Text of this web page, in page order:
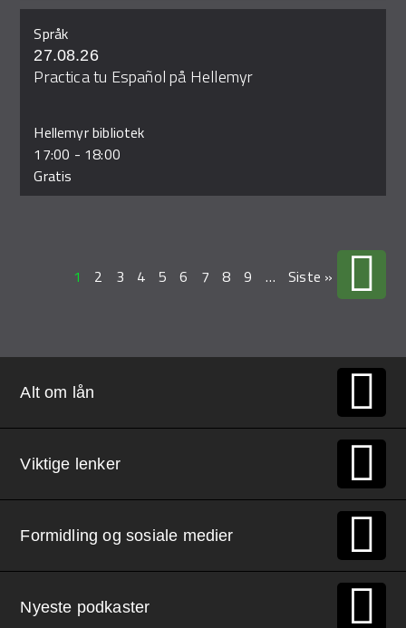
Språk
27.08.26
Practica tu Español på Hellemyr
Hellemyr bibliotek
17:00 - 18:00
Gratis
1 2 3 4 5 6 7 8 9 … Siste »
Alt om lån
Viktige lenker
Formidling og sosiale medier
Nyeste podkaster